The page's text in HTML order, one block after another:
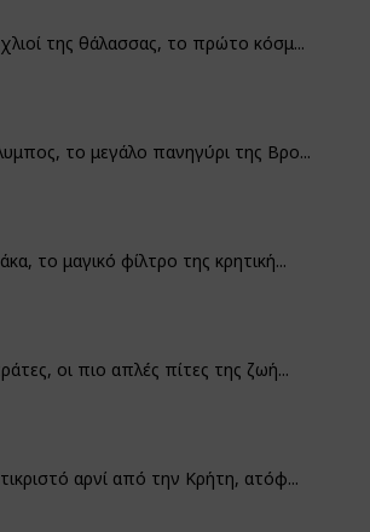
της θάλασσας, το πρώτο κόσμ...
το μεγάλο πανηγύρι της Βρο...
το μαγικό φίλτρο της κρητική...
οι πιο απλές πίτες της ζωή...
αρνί από την Κρήτη, ατόφ...